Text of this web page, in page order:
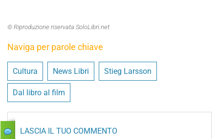
© Riproduzione riservata SoloLibri.net
Naviga per parole chiave
Cultura News Libri Stieg Larsson
Dal libro al film
LASCIA IL TUO COMMENTO